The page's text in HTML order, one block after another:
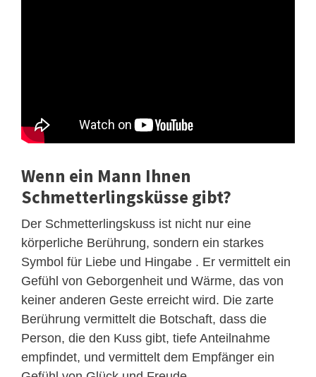
Wenn ein Mann Ihnen
Schmetterlingsküsse gibt?
Der Schmetterlingskuss ist nicht nur eine
körperliche Berührung, sondern ein starkes
Symbol für Liebe und Hingabe . Er vermittelt ein
Gefühl von Geborgenheit und Wärme, das von
keiner anderen Geste erreicht wird. Die zarte
Berührung vermittelt die Botschaft, dass die
Person, die den Kuss gibt, tiefe Anteilnahme
empfindet, und vermittelt dem Empfänger ein